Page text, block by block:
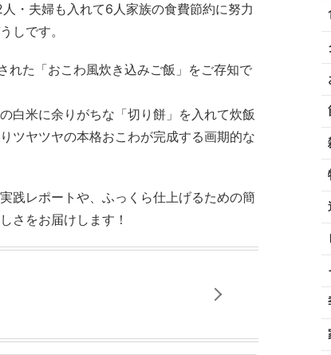
・夫婦も入れて6人家族の食費節約に努力
しです。
れた「おこわ風炊き込みご飯」をご存知で
白米に余りがちな「切り餅」を入れて炊飯
ツヤツヤの本格おこわが完成する画期的な
践レポートや、ふっくら仕上げるための簡
さをお届けします！